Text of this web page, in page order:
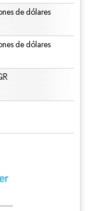
de dólares
de dólares
según CC BY 4.0.